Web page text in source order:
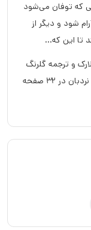
که توفان می‌شود
شود و دیگر از
تا این‌ که...
و ترجمه گلرنگ
درویشیان کرمانشاهی است که توسط انتشارات نردبان در 32 صفحه